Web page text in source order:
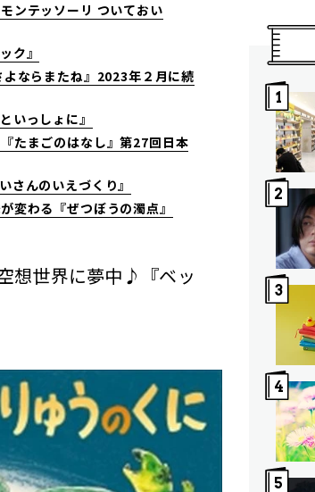
ンテッソーリ ついておい
ク』
よならまたね』2023年２月に続
いっしょに』
たまごのはなし』第27回日本
さんのいえづくり』
変わる『ぜつぼうの濁点』
想世界に夢中♪『ベッ